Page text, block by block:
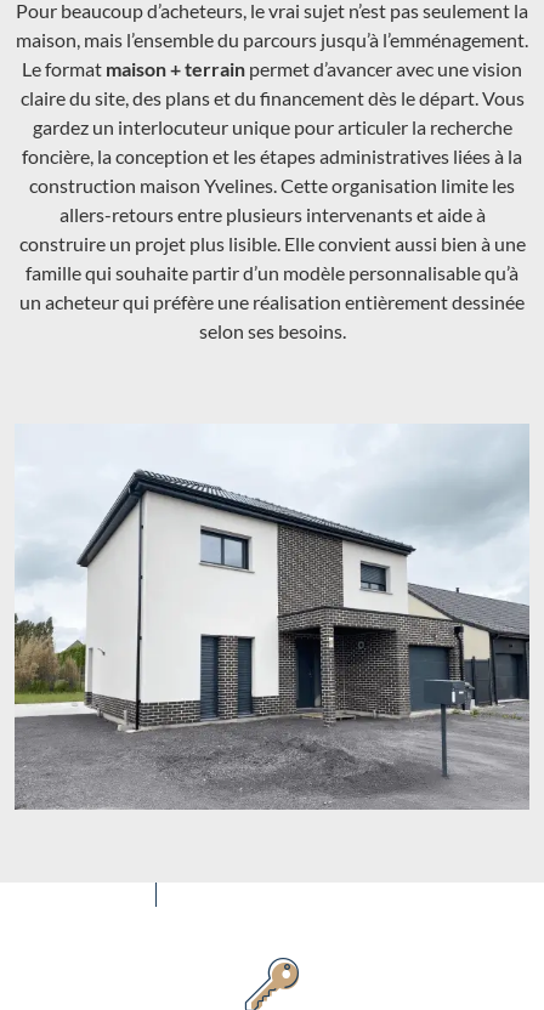
Pour beaucoup d’acheteurs, le vrai sujet n’est pas seulement la
maison, mais l’ensemble du parcours jusqu’à l’emménagement.
Le format maison + terrain permet d’avancer avec une vision
claire du site, des plans et du financement dès le départ. Vous
gardez un interlocuteur unique pour articuler la recherche
foncière, la conception et les étapes administratives liées à la
construction maison Yvelines. Cette organisation limite les
allers-retours entre plusieurs intervenants et aide à
construire un projet plus lisible. Elle convient aussi bien à une
famille qui souhaite partir d’un modèle personnalisable qu’à
un acheteur qui préfère une réalisation entièrement dessinée
selon ses besoins.